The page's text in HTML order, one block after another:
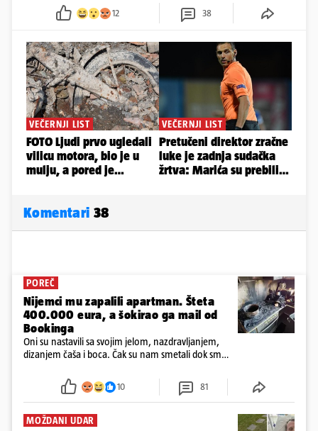
12 38
Komentari 38
POREČ
Nijemci mu zapalili apartman. Šteta
400.000 eura, a šokirao ga mail od
Bookinga
Oni su nastavili sa svojim jelom, nazdravljanjem,
dizanjem čaša i boca. Čak su nam smetali dok smo
požar, rekao je vlasnik
10 81
MOŽDANI UDAR